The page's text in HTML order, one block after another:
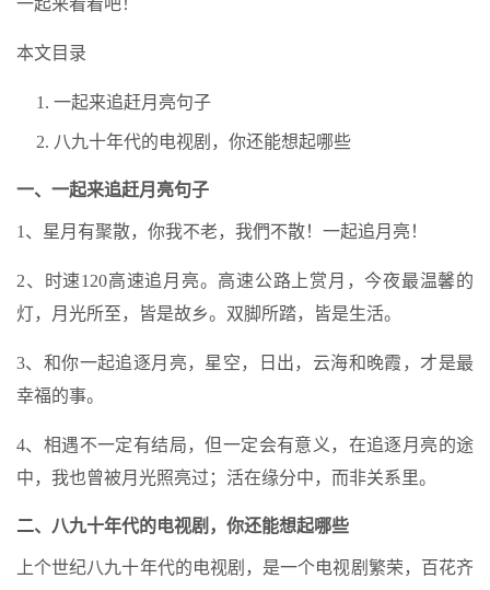
一起来看看吧！
本文目录
一起来追赶月亮句子
八九十年代的电视剧，你还能想起哪些
一、一起来追赶月亮句子
1、星月有聚散，你我不老，我們不散！一起追月亮！
2、时速120高速追月亮。高速公路上赏月，今夜最温馨的
灯，月光所至，皆是故乡。双脚所踏，皆是生活。
3、和你一起追逐月亮，星空，日出，云海和晚霞，才是最
幸福的事。
4、相遇不一定有结局，但一定会有意义，在追逐月亮的途
中，我也曾被月光照亮过；活在缘分中，而非关系里。
二、八九十年代的电视剧，你还能想起哪些
上个世纪八九十年代的电视剧，是一个电视剧繁荣，百花齐